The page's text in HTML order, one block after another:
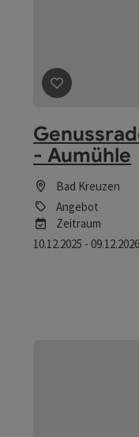
Beitrag merken
- Aumühle
Bad Kreuzen
Angebot
Zeitraum
10.12.2025 - 09.12.2026